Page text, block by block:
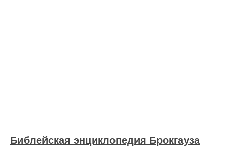
Библейская энциклопедия Брокгауза